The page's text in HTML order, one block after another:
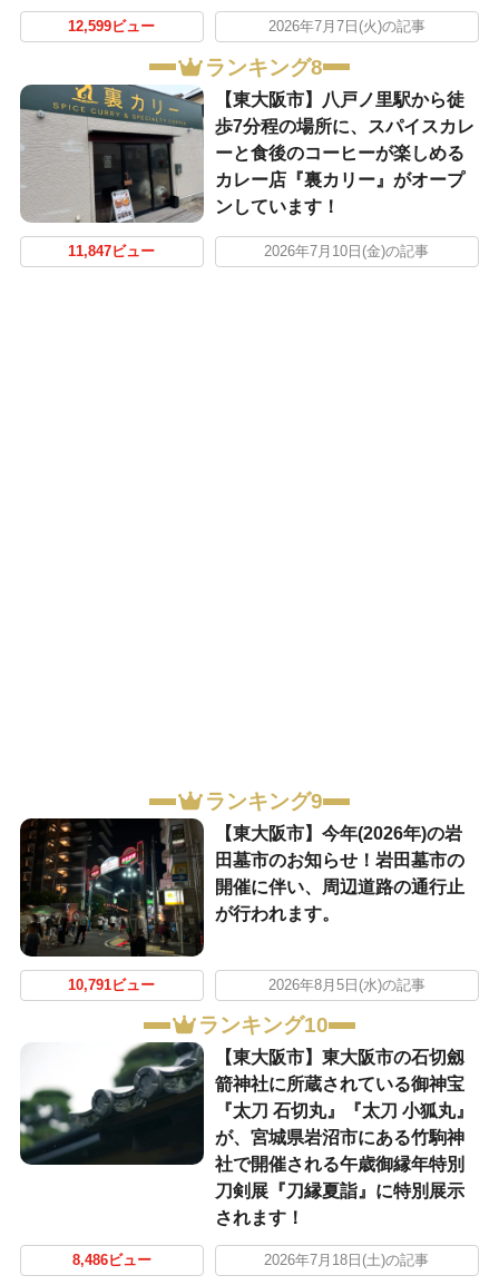
12,599ビュー 2026年7月7日(火)の記事
ランキング8
【東大阪市】八戸ノ里駅から徒
歩7分程の場所に、スパイスカレ
ーと食後のコーヒーが楽しめる
カレー店『裏カリー』がオープ
ンしています！
11,847ビュー 2026年7月10日(金)の記事
ランキング9
【東大阪市】今年(2026年)の岩
田墓市のお知らせ！岩田墓市の
開催に伴い、周辺道路の通行止
が行われます。
10,791ビュー 2026年8月5日(水)の記事
ランキング10
【東大阪市】東大阪市の石切劔
箭神社に所蔵されている御神宝
『太刀 石切丸』『太刀 小狐丸』
が、宮城県岩沼市にある竹駒神
社で開催される午歳御縁年特別
刀剣展『刀縁夏詣』に特別展示
されます！
8,486ビュー 2026年7月18日(土)の記事